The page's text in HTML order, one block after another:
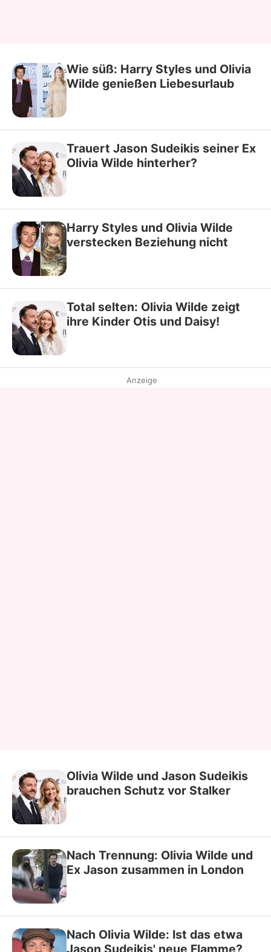
Wie süß: Harry Styles und Olivia
Wilde genießen Liebesurlaub
Trauert Jason Sudeikis seiner Ex
Olivia Wilde hinterher?
Harry Styles und Olivia Wilde
verstecken Beziehung nicht
Total selten: Olivia Wilde zeigt
ihre Kinder Otis und Daisy!
Anzeige
Olivia Wilde und Jason Sudeikis
brauchen Schutz vor Stalker
Nach Trennung: Olivia Wilde und
Ex Jason zusammen in London
Nach Olivia Wilde: Ist das etwa
Jason Sudeikis' neue Flamme?